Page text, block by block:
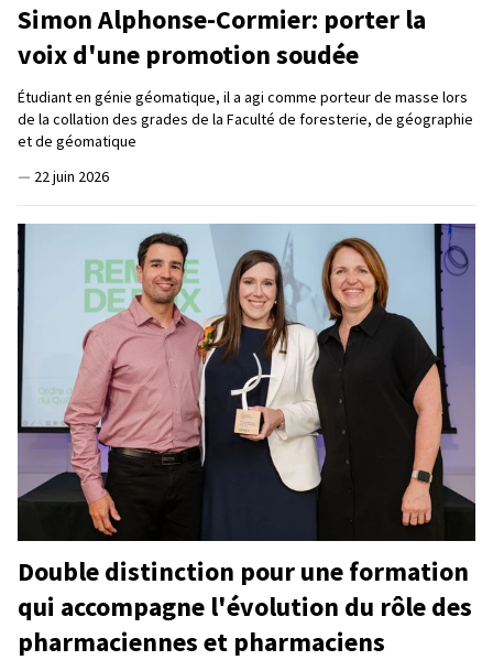
Simon Alphonse-Cormier: porter la
voix d'une promotion soudée
Étudiant en génie géomatique, il a agi comme porteur de masse lors
de la collation des grades de la Faculté de foresterie, de géographie
et de géomatique
— 22 juin 2026
Double distinction pour une formation
qui accompagne l'évolution du rôle des
pharmaciennes et pharmaciens